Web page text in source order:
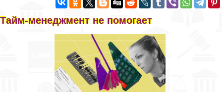
Тайм-менеджмент не помогает